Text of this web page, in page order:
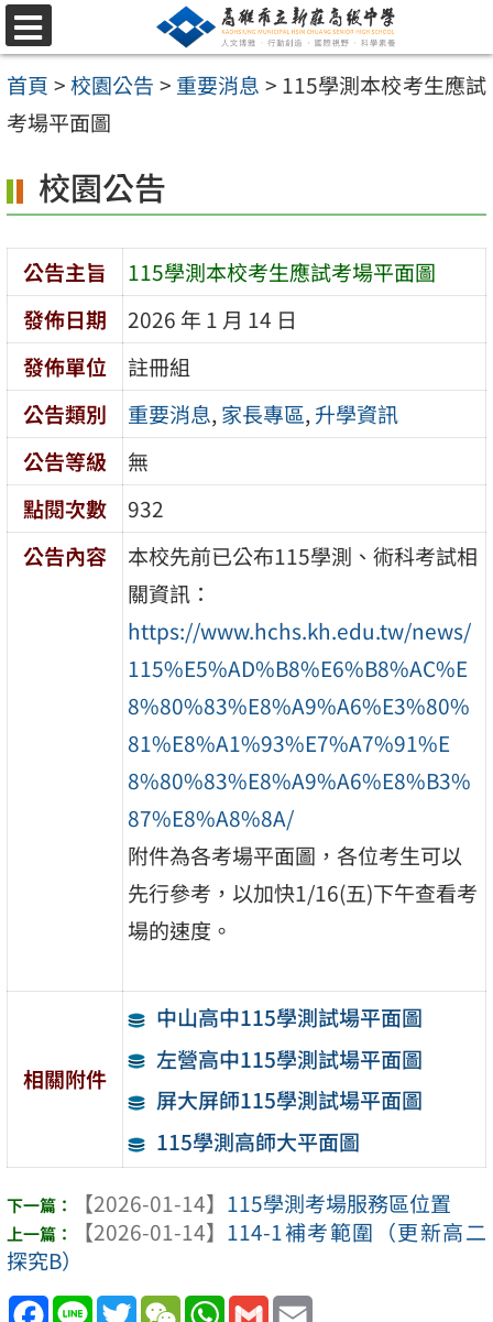
跳
至
主
要
容
區
選
單
首頁 >校園公告 > 重要消息 > 115學測本校考生應試
考場平面圖
校園公告
公告主旨
115學測本校考生應試考場平面圖
發佈日期
2026 年 1 月 14 日
發佈單位
註冊組
公告類別
重要消息,家長專區,升學資訊
公告等級
無
點閱次數
932
公告內容
本校先前已公布115學測、術科考試相
關資訊：
https://www.hchs.kh.edu.tw/news/
115%E5%AD%B8%E6%B8%AC%E
8%80%83%E8%A9%A6%E3%80%
81%E8%A1%93%E7%A7%91%E
8%80%83%E8%A9%A6%E8%B3%
87%E8%A8%8A/
附件為各考場平面圖，各位考生可以
先行參考，以加快1/16(五)下午查看考
場的速度。
相關附件
中山高中115學測試場平面圖
左營高中115學測試場平面圖
屏大屏師115學測試場平面圖
115學測高師大平面圖
【2026-01-14】 115學測考場服務區位置
【2026-01-14】 114-1補考範圍（更新高二
探究B）
Facebook
Line TwitterWeChatWhatsApp
Gmail